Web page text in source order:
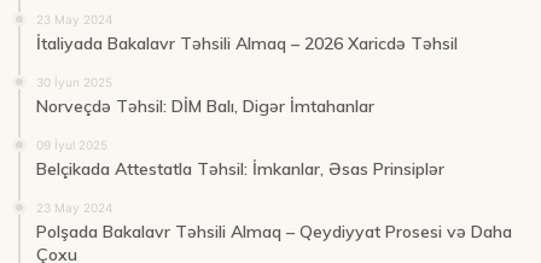
23 May 2024
İtaliyada Bakalavr Təhsili Almaq – 2026 Xaricdə Təhsil
30 İyun 2025
Norveçdə Təhsil: DİM Balı, Digər İmtahanlar
09 İyul 2025
Belçikada Attestatla Təhsil: İmkanlar, Əsas Prinsiplər
23 May 2024
Polşada Bakalavr Təhsili Almaq – Qeydiyyat Prosesi və Daha
Çoxu